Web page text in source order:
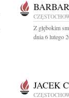
Z głębokim
dnia 6 lutego
JACEK